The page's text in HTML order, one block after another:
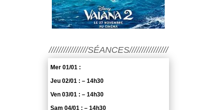
////////////////SÉANCES////////////////
Mer 01/01 :
Jeu 02/01 : – 14h30
Ven 03/01 : – 14h30
Sam 04/01 : – 14h30